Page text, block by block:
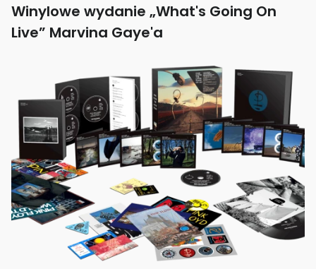
Winylowe wydanie „What's Going On
Live” Marvina Gaye'a